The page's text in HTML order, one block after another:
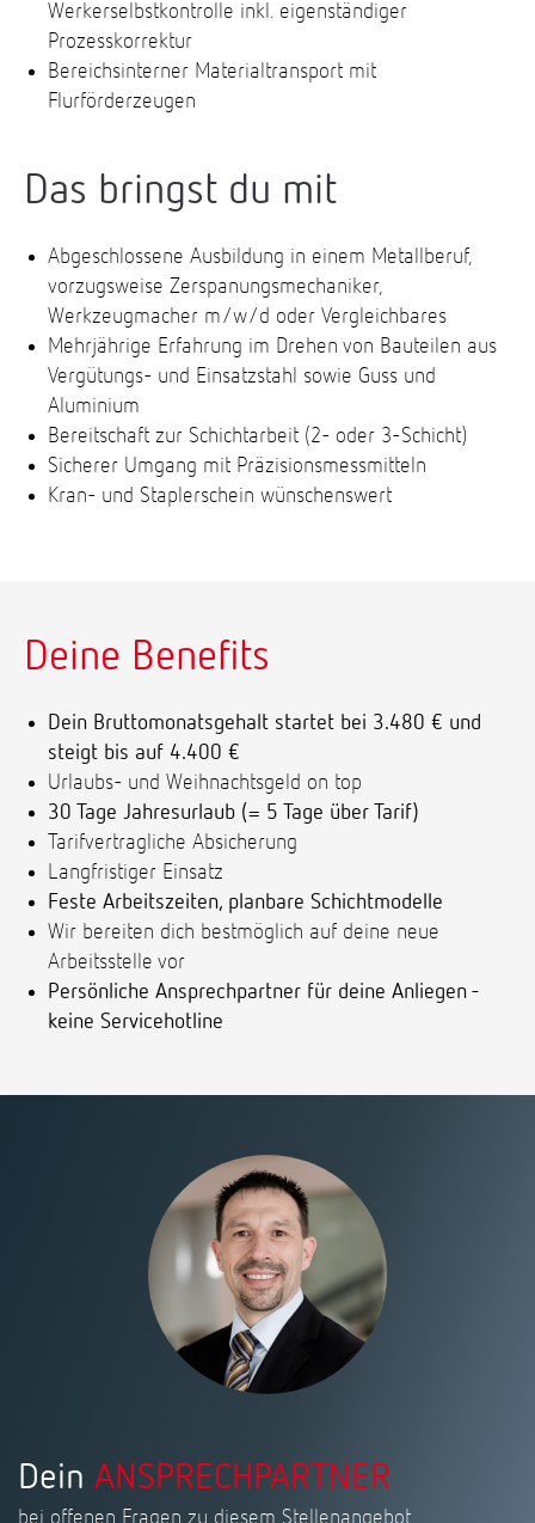
Werkerselbstkontrolle inkl. eigenständiger
Prozesskorrektur
Bereichsinterner Materialtransport mit
Flurförderzeugen
Das bringst du mit
Abgeschlossene Ausbildung in einem Metallberuf,
vorzugsweise Zerspanungsmechaniker,
Werkzeugmacher m/w/d oder Vergleichbares
Mehrjährige Erfahrung im Drehen von Bauteilen aus
Vergütungs- und Einsatzstahl sowie Guss und
Aluminium
Bereitschaft zur Schichtarbeit (2- oder 3-Schicht)
Sicherer Umgang mit Präzisionsmessmitteln
Kran- und Staplerschein wünschenswert
Deine Benefits
Dein Bruttomonatsgehalt startet bei 3.480 € und
steigt bis auf 4.400 €
Urlaubs- und Weihnachtsgeld on top
30 Tage Jahresurlaub (= 5 Tage über Tarif)
Tarifvertragliche Absicherung
Langfristiger Einsatz
Feste Arbeitszeiten, planbare Schichtmodelle
Wir bereiten dich bestmöglich auf deine neue
Arbeitsstelle vor
Persönliche Ansprechpartner für deine Anliegen -
keine Servicehotline
Dein ANSPRECHPARTNER
bei offenen Fragen zu diesem Stellenangebot